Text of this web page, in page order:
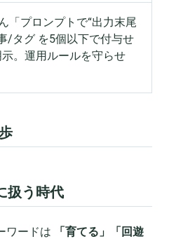
「プロンプトで“出力末尾
/タグ を5個以下で付与せ
示。運用ルールを守らせ
扱う時代
ワードは
「育てる」「回遊